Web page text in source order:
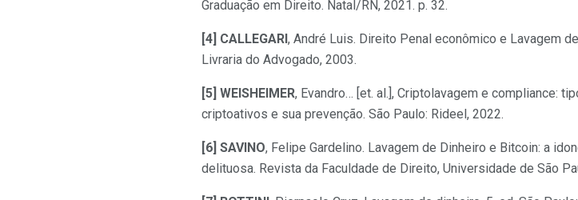
Graduação em Direito. Natal/RN, 2021. p. 32.
[4] CALLEGARI, André Luis. Direito Penal econômico e Lavagem
Livraria do Advogado, 2003.
[5] WEISHEIMER, Evandro… [et. al.], Criptolavagem e compliance:
criptoativos e sua prevenção. São Paulo: Rideel, 2022.
[6] SAVINO, Felipe Gardelino. Lavagem de Dinheiro e Bitcoin: a
delituosa. Revista da Faculdade de Direito, Universidade de São